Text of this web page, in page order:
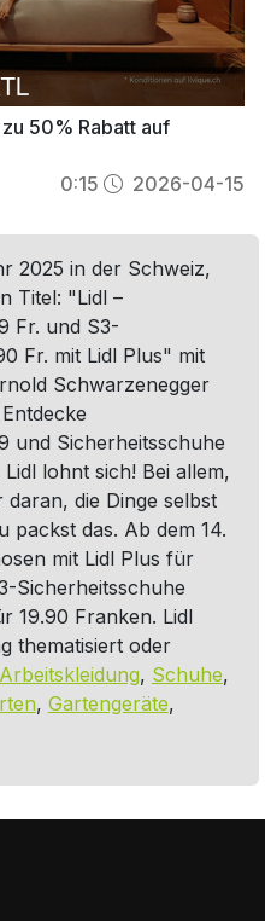
50% Rabatt auf
0:15 2026-04-15
2025 in der Schweiz,
Titel: "Lidl –
Fr. und S3-
Fr. mit Lidl Plus" mit
Schwarzenegger
und Sicherheitsschuhe
lohnt sich! Bei allem,
die Dinge selbst
packst das. Ab dem 14.
mit Lidl Plus für
Sicherheitsschuhe
19.90 Franken. Lidl
thematisiert oder
Arbeitskleidung, Schuhe,
, Gartengeräte,